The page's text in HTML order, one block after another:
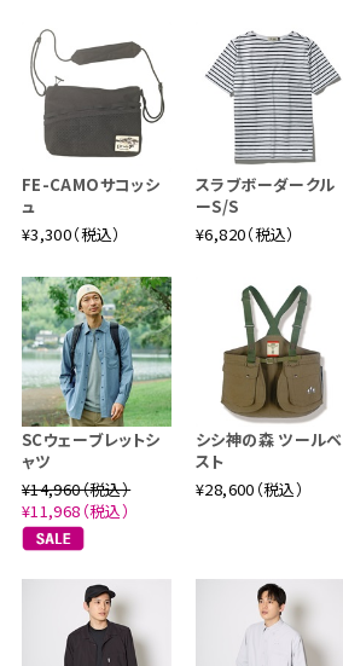
FE-CAMOサコッシ
ュ
¥3,300（税込）
スラブボーダークル
ーS/S
¥6,820（税込）
SCウェーブレットシ
ャツ
¥14,960（税込）
¥11,968（税込）
シシ神の森 ツールベ
スト
¥28,600（税込）